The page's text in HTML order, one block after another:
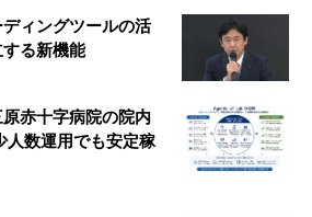
ィングツールの活
る新機能
赤十字病院の院内
人数運用でも安定稼